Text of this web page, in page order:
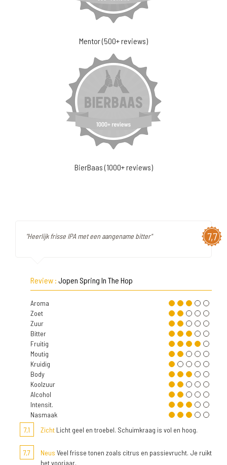
Mentor (500+ reviews)
BierBaas (1000+ reviews)
7,7
"Heerlijk frisse IPA met een aangename bitter"
Review : Jopen Spring In The Hop
Aroma
Zoet
Zuur
Bitter
Fruitig
Moutig
Kruidig
Body
Koolzuur
Alcohol
Intensit.
Nasmaak
7,1
Zicht Licht geel en troebel. Schuimkraag is vol en hoog.
7,7 Neus Veel frisse tonen zoals citrus en passievrucht. Je ruikt
het voorjaar.